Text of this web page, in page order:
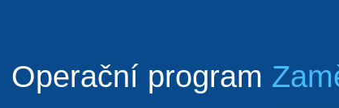
Operační program